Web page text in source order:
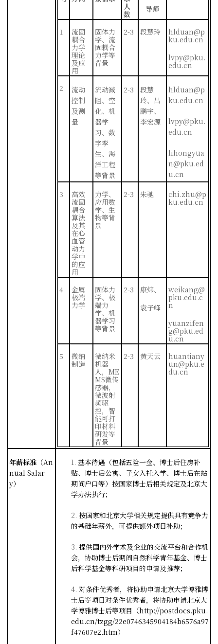
人
数
导师
1
流固
耦合
力学
理论
及应
用
固体力
学、流
固耦合
力学等
背景
2-3 段慧玲
hlduan@p
ku.edu.cn
lvpy@pku.
edu.cn
2
流动
控制
及测
量
流动减
阻、空
化、机
器学
习、数
字孪
生、海
洋工程
等背景
2-3
段慧
玲、吕
鹏宇、
李宏源
hlduan@p
ku.edu.cn
lvpy@pku.
edu.cn
lihongyua
n@pku.ed
u.cn
3
高效
流固
耦合
算法
及其
在心
血管
动力
学中
的应
用
力学、
应用数
学、生
物等背
景
2-3 朱驰
chi.zhu@p
ku.edu.cn
4
金属
极端
力学
固体力
学、极
端力
学、机
器学习
等背景
2-3
康炜、
袁子峰
weikang@
pku.edu.c
n
yuanzifen
g@pku.ed
u.cn
5
微纳
制造
微纳米
机器
人， ME
MS微传
感器，
微波射
频驱
控，智
能可打
印材料
研发等
背景
2-3 黄天云
huantiany
un@pku.e
du.cn
年薪标准 （An
nual Salar
y）
1. 基本待遇（包括五险一金、博士后住房补
贴、博士后公寓、子女入托入学、博士后在站
期间户口等）按国家博士后相关规定及北京大
学办法执行；
2. 按国家和北京大学相关规定提供具有竞争力
的基础年薪外，可提供额外项目补助；
3. 提供国内外学术及企业的交流平台和合作机
会，协助博士后期间自然科学青年基金、博士
后科学基金等科研项目的申请及推荐；
4. 对条件优秀者，将协助申请北京大学博雅博
士后等项目对条件优秀者，将协助申请北京大
学博雅博士后等项目（http://postdocs.pku.
edu.cn/tzgg/22e0746345904184b6576a97
f47607e2.htm）